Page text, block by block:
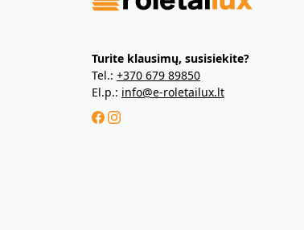
Turite klausimų, susisiekite?
Tel.: +370 679 89850
El.p.: info@e-roletailux.lt